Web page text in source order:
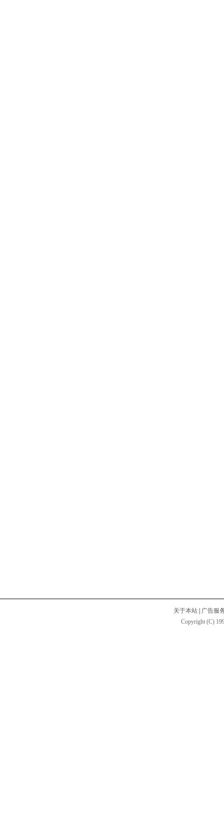
关于本站
广告服
Copyright (C)